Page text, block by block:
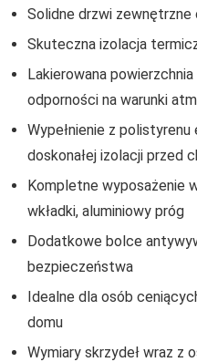
Solidne drzwi zewnętrzne
Skuteczna izolacja
Lakierowana
odporności na warunki
Wypełnienie z
doskonałej izolacji przed
Kompletne wyposażenie
wkładki, aluminiowy próg
Dodatkowe bolce
bezpieczeństwa
Idealne dla osób
domu
Wymiary skrzydeł wraz z